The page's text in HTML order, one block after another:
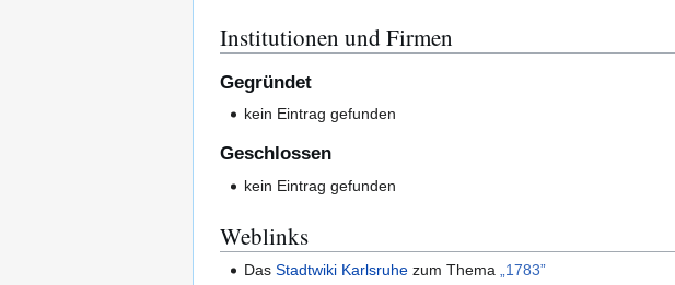
Institutionen und Firmen
Gegründet
kein Eintrag gefunden
Geschlossen
kein Eintrag gefunden
Weblinks
DasStadtwiki Karlsruhe zum Thema „1783”